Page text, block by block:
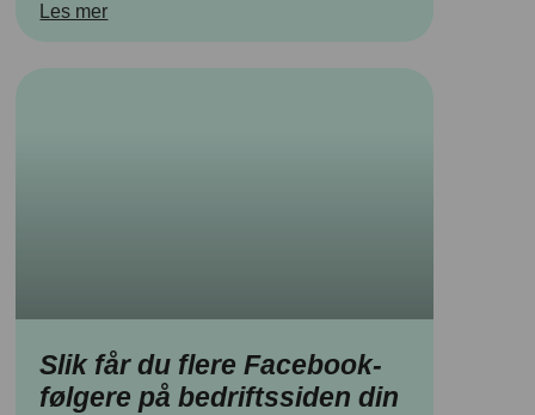
Les mer
Slik får du flere Facebook-
følgere på bedriftssiden din